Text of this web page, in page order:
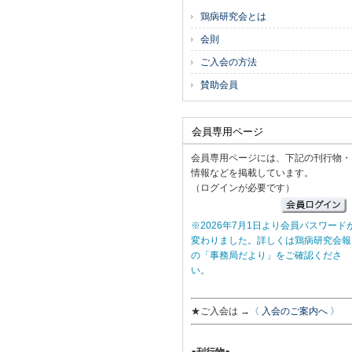
鶏病研究会とは
会則
ご入会の方法
賛助会員
会員専用ページ
会員専用ページには、下記の刊行物・
情報などを掲載しています。
（ログインが必要です）
※2026年7月1日より会員パスワード
変わりました。詳しくは鶏病研究会報
の「事務局だより」をご確認くださ
い。
★ご入会は → 〈 入会のご案内へ 〉